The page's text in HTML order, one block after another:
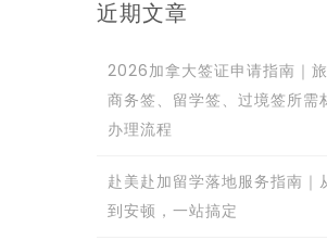
近期文章
2026加拿大签证申请指南｜旅
商务签、留学签、过境签所需
办理流程
赴美赴加留学落地服务指南｜
到安顿，一站搞定